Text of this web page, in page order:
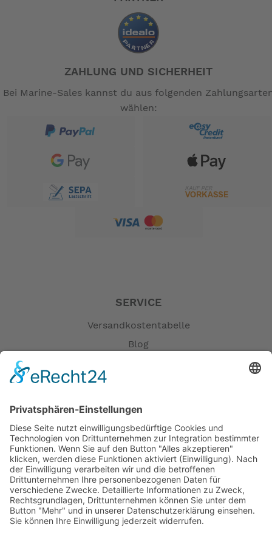
-- Auf Produktfotos angezeigte Dekorationsartikel
gehören nicht zum Leistungsumfang. --
ZAHLUNG UND SICHERHEIT
Bei Marine-Sales kannst du aus folgenden
wählen:
SERVICE
Versandkostentabelle
Blog
Versandpartner
Verfügbarkeiten
Zahlung und Versand
Datenschutz
Fernabsatz